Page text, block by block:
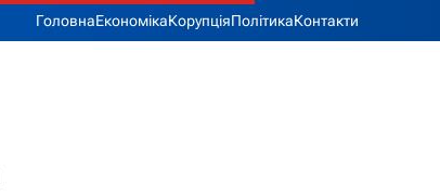
ГоловнаЕкономікаКорупціяПолітикаКонтакти